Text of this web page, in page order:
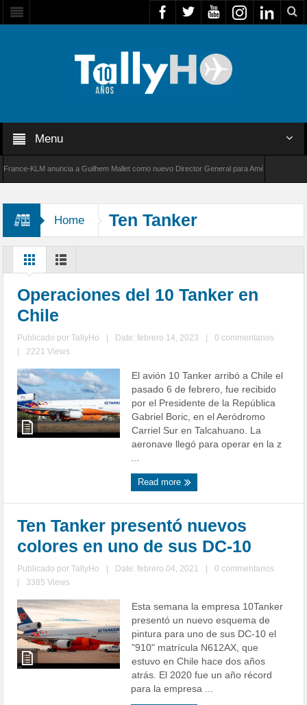
Menu
KLM anuncia a Guilhem Mallet como nuevo Director General para América Latina
Home Ten Tanker
Operaciones del 10 Tanker en
Chile
Publicado porTallyHo Date: febrero 14, 2023
0 commentarios
2221 Views
El avión 10 Tanker arribó a Chile el
pasado 6 de febrero, fue recibido
por el Presidente de la República
Gabriel Boric, en el Aeródromo
Carriel Sur en Talcahuano. La
aeronave llegó para operar en la z
...
Read more
Ten Tanker presentó nuevos
colores en uno de sus DC-10
Publicado porTallyHo Date: febrero 04, 2021
0 commentarios
3385 Views
Esta semana la empresa 10Tanker
presentó un nuevo esquema de
pintura para uno de sus DC-10 el
"910" matrícula N612AX, que
estuvo en Chile hace dos años
atrás. El 2020 fue un año récord
para la empresa ...